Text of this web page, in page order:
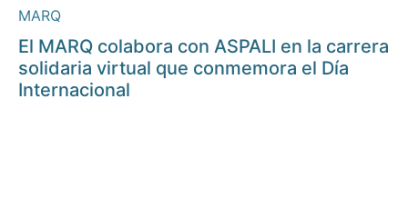
MARQ
El MARQ colabora con ASPALI en la carrera
solidaria virtual que conmemora el Día
Internacional